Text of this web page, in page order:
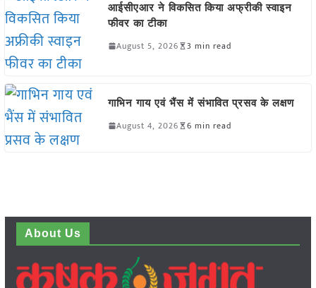
आईसीएआर ने विकसित किया अफ्रीकी स्वाइन
फीवर का टीका
August 5, 2026 3 min read
गाभिन गाय एवं भैंस में संभावित प्रसव के लक्षण
August 4, 2026 6 min read
About Us